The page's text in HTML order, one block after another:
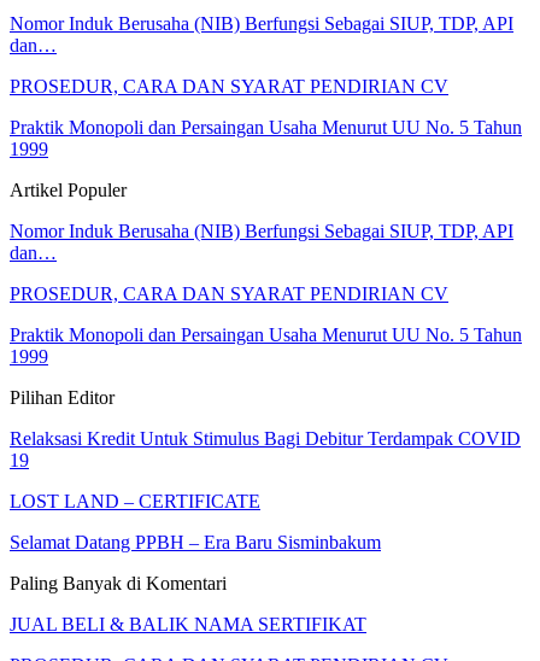
Nomor Induk Berusaha (NIB) Berfungsi Sebagai SIUP, TDP, API
dan…
PROSEDUR, CARA DAN SYARAT PENDIRIAN CV
Praktik Monopoli dan Persaingan Usaha Menurut UU No. 5 Tahun
1999
Artikel Populer
Nomor Induk Berusaha (NIB) Berfungsi Sebagai SIUP, TDP, API
dan…
PROSEDUR, CARA DAN SYARAT PENDIRIAN CV
Praktik Monopoli dan Persaingan Usaha Menurut UU No. 5 Tahun
1999
Pilihan Editor
Relaksasi Kredit Untuk Stimulus Bagi Debitur Terdampak COVID
19
LOST LAND – CERTIFICATE
Selamat Datang PPBH – Era Baru Sisminbakum
Paling Banyak di Komentari
JUAL BELI & BALIK NAMA SERTIFIKAT